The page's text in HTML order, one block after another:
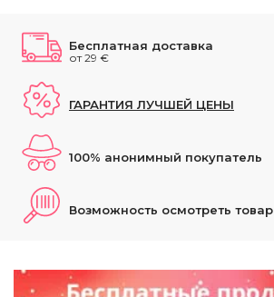
Бесплатная доставка
от 29 €
ГАРАНТИЯ ЛУЧШЕЙ ЦЕНЫ
100% анонимный покупатель
Возможность осмотреть товар